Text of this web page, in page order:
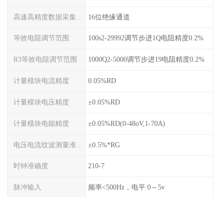
16位绝缘通道
等效电阻调节范围 100s2-29992调节步进1Q电阻精度0.2%
R3等效电阻调节范围 1000Q2-5000调节步进19电阻精度0.2%
计量模块电流精度 0.05%RD
计量模块电压精度 ±0.05%RD
计量模块电能精度 ±0.05%RD(0-48oV,1-70A)
±0.5%*RG
时钟准确度 210-7
脉冲输入 频率<500Hz，电平:0～5v